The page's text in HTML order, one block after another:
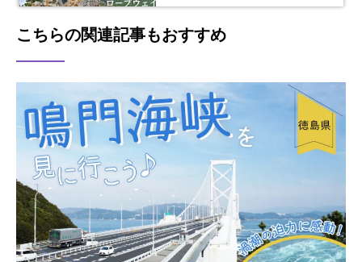
こちらの関連記事もおすすめ